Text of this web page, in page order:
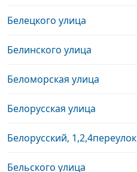
Белецкого улица
Белинского улица
Беломорская улица
Белорусская улица
Белорусский, 1,2,4переулок
Бельского улица